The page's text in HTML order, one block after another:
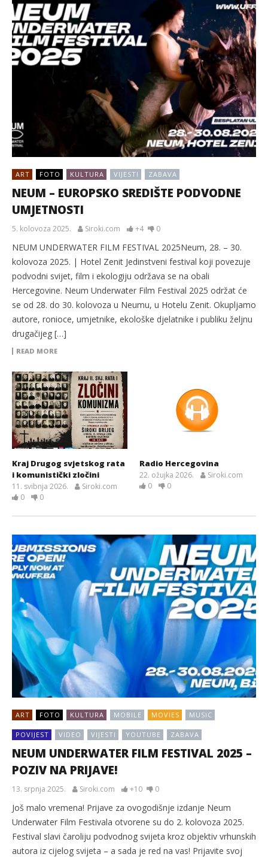
ART FOTO KULTURA VIJESTI ZABAVA
NEUM – EUROPSKO SREDIŠTE PODVODNE
UMJETNOSTI
5. kolovoza 2025. Siroki.com +4 0
NEUM UNDERWATER FILM FESTIVAL 2025Neum, 28. – 30.
kolovoza 2025. | Hotel Zenit Jedinstveni festival koji povezuje
podvodni svijet, film i ekologiju održava se na obali
Hercegovine. Neum Underwater Film Festival 2025 održat će
se od 28. do 30. kolovoza u Neumu, u Hotelu Zenit. Okupljamo
autore, ronioce, umjetnike, ekološke djelatnike i publiku željnu
drugačijeg […]
READ MORE
Kraj Drugog svjetskog rata
i komunistički zločini
11. svibnja 2026.
Siroki.com
0
0
Radio Hercegovina
22. ožujka 2026.
Siroki.com
0
0
ART FOTO KULTURA MOBILE MOVIES MUSIC
POVIJEST VIDEO VIJESTI YOUTUBE ZABAVA
NEUM UNDERWATER FILM FESTIVAL 2025 –
POZIV NA PRIJAVE!
13. srpnja 2025. Siroki.com +10 0
Još malo vremena! Prijave za ovogodišnje izdanje Neum
Underwater Film Festivala otvorene su do 2. kolovoza 2025.
Festival slavi čaroliju podvodnog svijeta kroz objektiv vrhunskih
autora iz cijelog svijeta – a sada je red na vas! Prijavite svoj